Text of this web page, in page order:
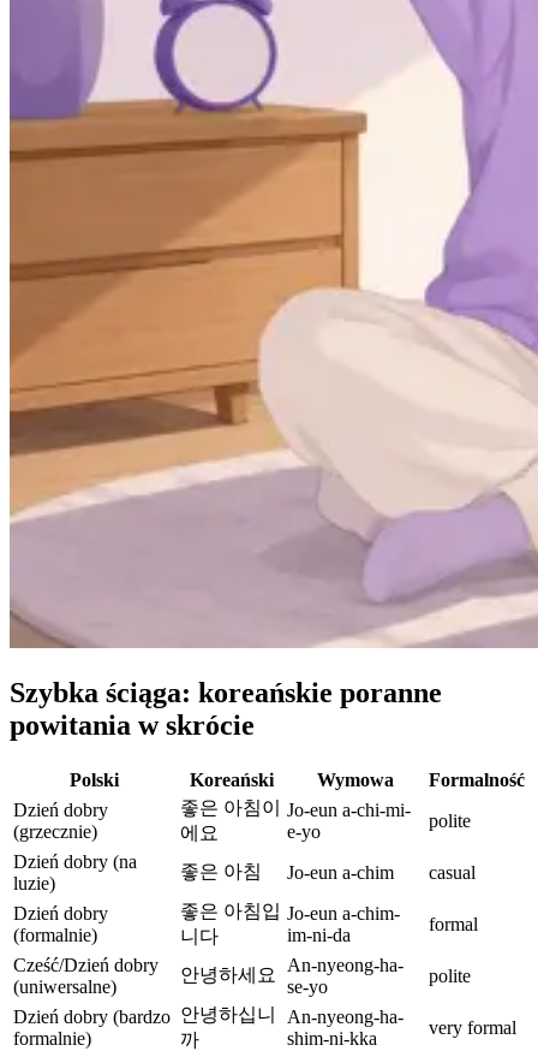
Szybka ściąga: koreańskie poranne
powitania w skrócie
Polski Koreański Wymowa
Formalność
Dzień dobry
(grzecznie)
좋은 아침이
에요
Jo-eun a-chi-mi-
e-yo
polite
Dzień dobry (na
luzie)
좋은 아침 Jo-eun a-chim
casual
Dzień dobry
(formalnie)
좋은 아침입
니다
Jo-eun a-chim-
im-ni-da
formal
Cześć/Dzień dobry
(uniwersalne)
안녕하세요
An-nyeong-ha-
se-yo
polite
Dzień dobry (bardzo
formalnie)
안녕하십니
까
An-nyeong-ha-
shim-ni-kka
very formal